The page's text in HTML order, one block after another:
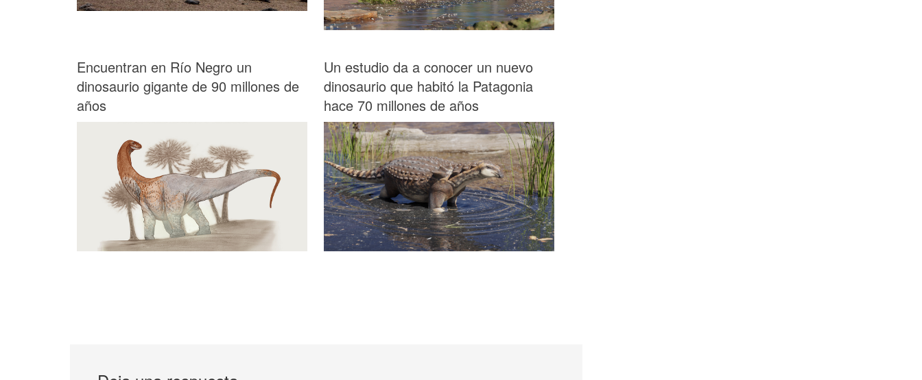
Encuentran en Río Negro un
dinosaurio gigante de 90 millones de
años
Un estudio da a conocer un nuevo
dinosaurio que habitó la Patagonia
hace 70 millones de años